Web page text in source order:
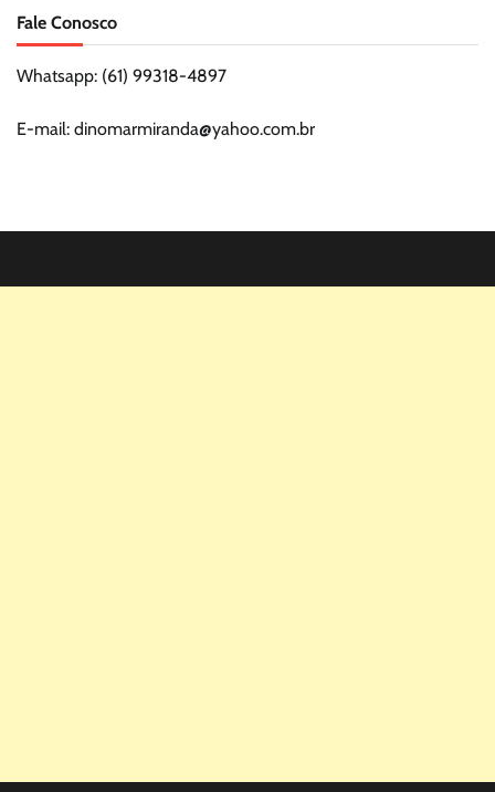
Fale Conosco
Whatsapp: (61) 99318-4897
E-mail: dinomarmiranda@yahoo.com.br